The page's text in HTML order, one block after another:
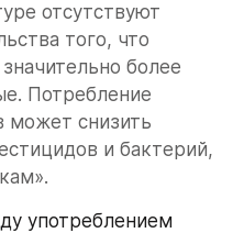
отсутствуют
того, что
более
Потребление
может снизить
и бактерий,
употреблением